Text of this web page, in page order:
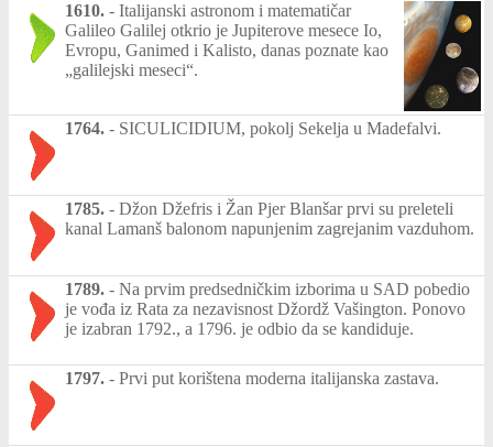
1610. - Italijanski astronom i matematičar
Galileo Galilej otkrio je Jupiterove mesece Io,
Evropu, Ganimed i Kalisto, danas poznate kao
„galilejski meseci“.
1764. - SICULICIDIUM, pokolj Sekelja u Madefalvi.
1785. - Džon Džefris i Žan Pjer Blanšar prvi su preleteli
kanal Lamanš balonom napunjenim zagrejanim vazduhom.
1789. - Na prvim predsedničkim izborima u SAD pobedio
je vođa iz Rata za nezavisnost Džordž Vašington. Ponovo
je izabran 1792., a 1796. je odbio da se kandiduje.
1797. - Prvi put korištena moderna italijanska zastava.